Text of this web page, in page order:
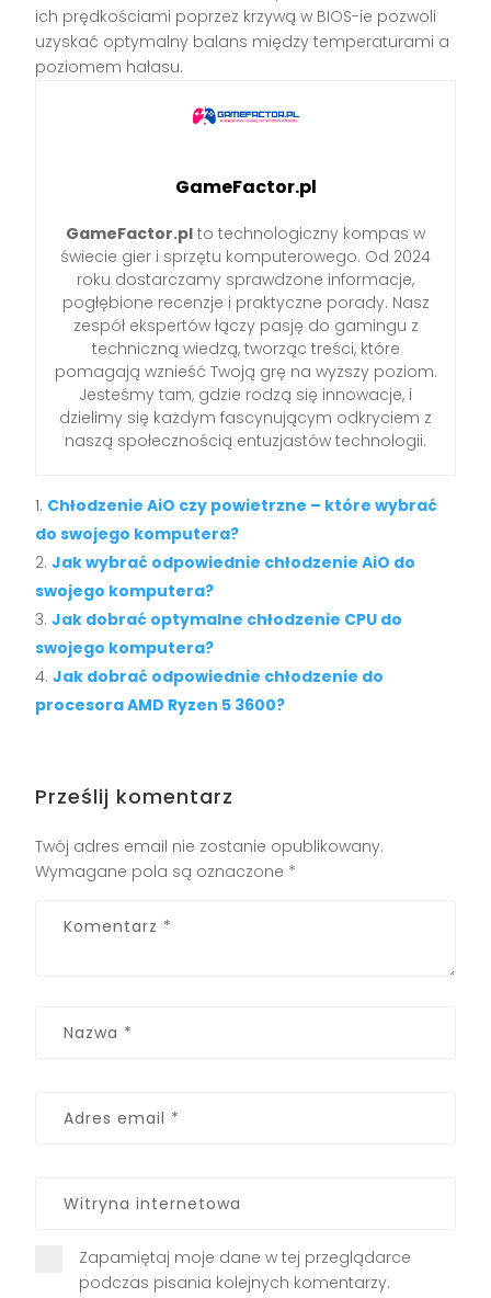
ich prędkościami poprzez krzywą w BIOS-ie pozwoli
uzyskać optymalny balans między temperaturami a
poziomem hałasu.
GameFactor.pl
GameFactor.pl to technologiczny kompas w
świecie gier i sprzętu komputerowego. Od 2024
roku dostarczamy sprawdzone informacje,
pogłębione recenzje i praktyczne porady. Nasz
zespół ekspertów łączy pasję do gamingu z
techniczną wiedzą, tworząc treści, które
pomagają wznieść Twoją grę na wyższy poziom.
Jesteśmy tam, gdzie rodzą się innowacje, i
dzielimy się każdym fascynującym odkryciem z
naszą społecznością entuzjastów technologii.
Chłodzenie AiO czy powietrzne – które wybrać
do swojego komputera?
Jak wybrać odpowiednie chłodzenie AiO do
swojego komputera?
Jak dobrać optymalne chłodzenie CPU do
swojego komputera?
Jak dobrać odpowiednie chłodzenie do
procesora AMD Ryzen 5 3600?
Prześlij komentarz
Twój adres email nie zostanie opublikowany.
Wymagane pola są oznaczone *
Zapamiętaj moje dane w tej przeglądarce
podczas pisania kolejnych komentarzy.